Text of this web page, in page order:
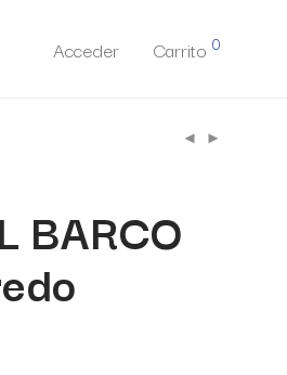
Acceder Carrito 0
BARCO